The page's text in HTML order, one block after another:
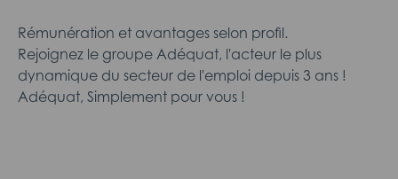
Rémunération et avantages selon profil.
Rejoignez le groupe Adéquat, l'acteur le plus
dynamique du secteur de l'emploi depuis 3 ans !
Adéquat, Simplement pour vous !